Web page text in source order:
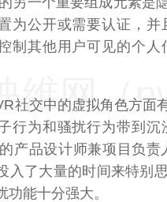
为公开或需要认证，
制其他用户可见的个
社交中的虚拟角色方面
行为和骚扰行为带到
产品设计师兼项目负
入了大量的时间来特别
功能十分强大。
维网（